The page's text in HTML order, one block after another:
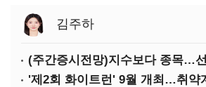
김주하
'제2회 화이트런' 9월 개최…취약